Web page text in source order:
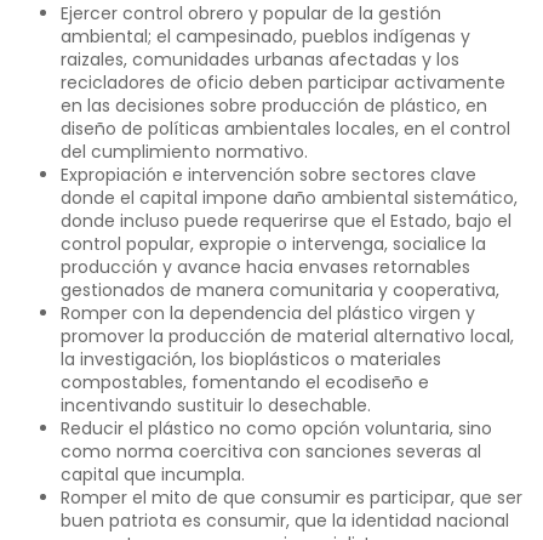
Ejercer control obrero y popular de la gestión
ambiental; el campesinado, pueblos indígenas y
raizales, comunidades urbanas afectadas y los
recicladores de oficio deben participar activamente
en las decisiones sobre producción de plástico, en
diseño de políticas ambientales locales, en el control
del cumplimiento normativo.
Expropiación e intervención sobre sectores clave
donde el capital impone daño ambiental sistemático,
donde incluso puede requerirse que el Estado, bajo el
control popular, expropie o intervenga, socialice la
producción y avance hacia envases retornables
gestionados de manera comunitaria y cooperativa,
Romper con la dependencia del plástico virgen y
promover la producción de material alternativo local,
la investigación, los bioplásticos o materiales
compostables, fomentando el ecodiseño e
incentivando sustituir lo desechable.
Reducir el plástico no como opción voluntaria, sino
como norma coercitiva con sanciones severas al
capital que incumpla.
Romper el mito de que consumir es participar, que ser
buen patriota es consumir, que la identidad nacional